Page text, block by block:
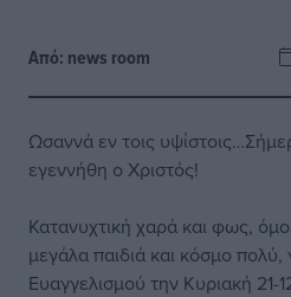
Από: news room
Ωσαννά εν τοις
εγεννήθη ο Χριστός!
Κατανυχτική χαρά και φως,
μεγάλα παιδιά και κόσμο πολύ,
Ευαγγελισμού την Κυριακή 21-